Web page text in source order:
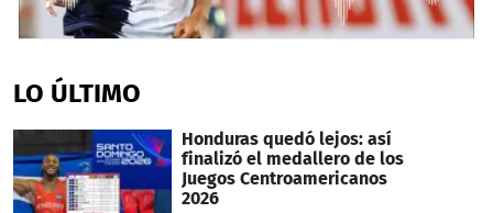
of
6
31
seconds
LO ÚLTIMO
Honduras quedó lejos: así
finalizó el medallero de los
Juegos Centroamericanos
2026